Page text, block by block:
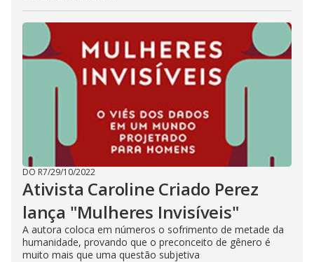
DO R7/29/10/2022
Ativista Caroline Criado Perez
lança "Mulheres Invisíveis"
A autora coloca em números o sofrimento de metade da
humanidade, provando que o preconceito de gênero é
muito mais que uma questão subjetiva